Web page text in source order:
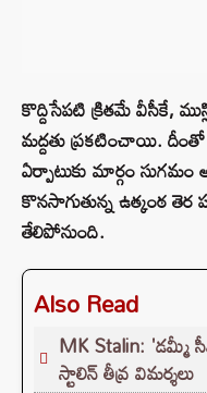
కొద్దిసేపటి క్రితమే వీసీకే,
మద్దతు ప్రకటించాయి.
ఏర్పాటుకు మార్గం
కొనసాగుతున్న ఉత్కంఠ
తేలిపోనుంది.
Also Read
MK Stalin: 'డమ్మీ
స్టాలిన్ తీవ్ర విమర్శలు